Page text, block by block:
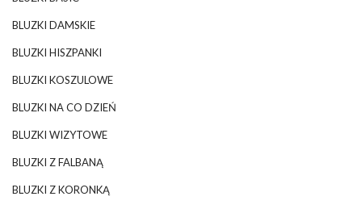
BLUZKI DAMSKIE
BLUZKI HISZPANKI
BLUZKI KOSZULOWE
BLUZKI NA CO DZIEŃ
BLUZKI WIZYTOWE
BLUZKI Z FALBANĄ
BLUZKI Z KORONKĄ